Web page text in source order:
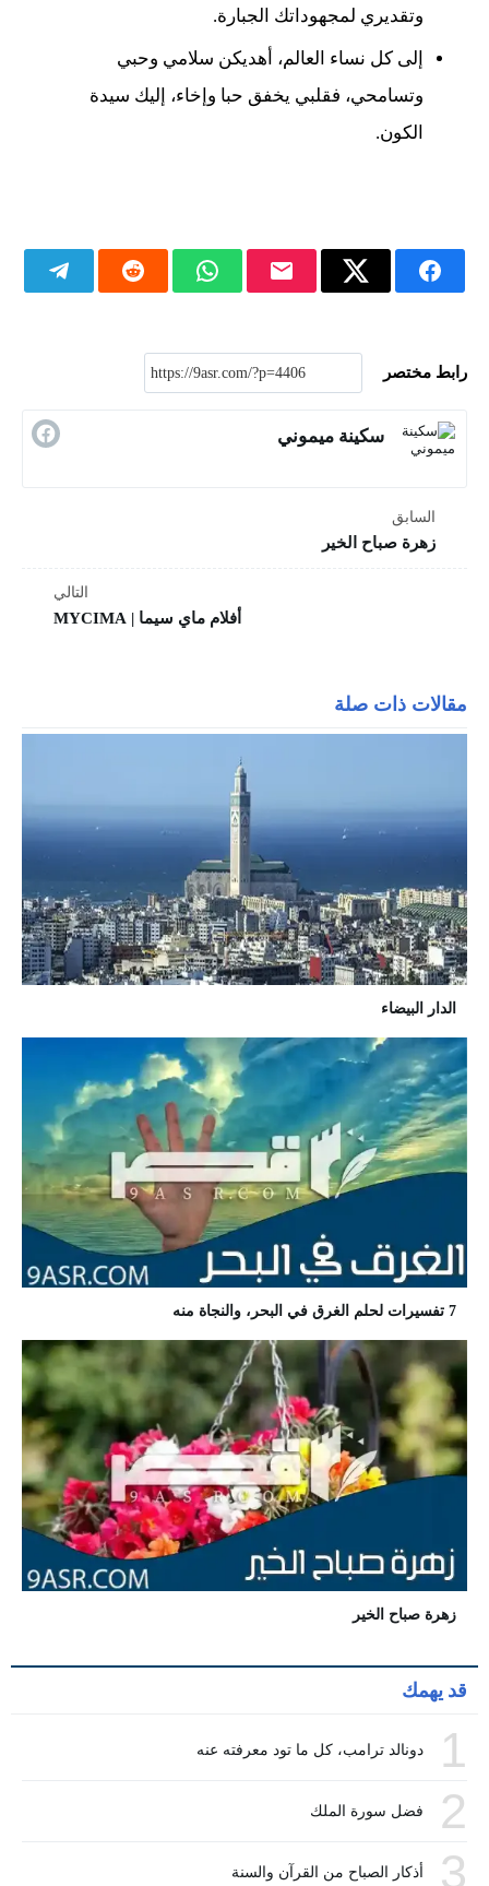
وتقديري لمجهوداتك الجبارة.
إلى كل نساء العالم، أهديكن سلامي وحبي
وتسامحي، فقلبي يخفق حبا وإخاء، إليك سيدة
الكون.
رابط مختصر
سكينة ميموني
السابق
زهرة صباح الخير
التالي
أفلام ماي سيما | MYCIMA
مقالات ذات صلة
الدار البيضاء
7 تفسيرات لحلم الغرق في البحر، والنجاة منه
زهرة صباح الخير
قد يهمك
1 دونالد ترامب، كل ما تود معرفته عنه
2 فضل سورة الملك
3 أذكار الصباح من القرآن والسنة